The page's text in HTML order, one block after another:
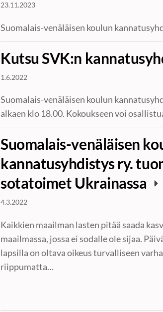
23.11.2023
Suomalais-venäläisen koulun
Kutsu SVK:n
1.6.2022
Suomalais-venäläisen koulun
alkaen klo 18.00. Kokoukseen voi
Suomalais-venäläisen
kannatusyhdistys ry.
sotatoimet Ukrainassa
4.3.2022
Kaikkien maailman lasten pitää saada
maailmassa, jossa ei sodalle ole sijaa.
lapsilla on oltava oikeus turvalliseen
riippumatta…